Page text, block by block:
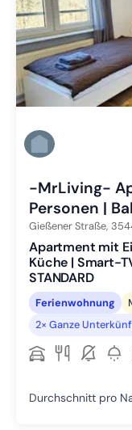
-MrLiving-
Personen |
Gießener Straße,
Apartment mit
Küche | Smart-
STANDARD
Ferienwohnung
2× Ganze
Durchschnitt pro